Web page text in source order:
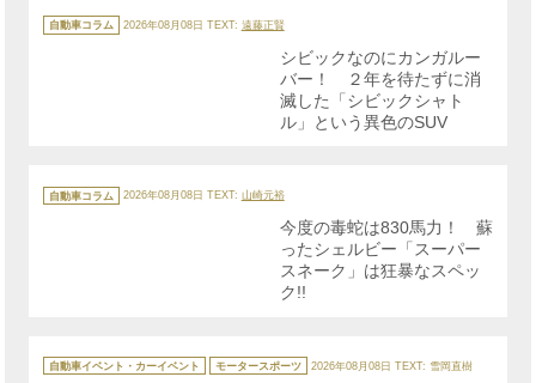
カ
テ
ゴ
自動車コラム 2026年08月08日 TEXT: 遠藤正賢
シビックなのにカンガルー
バー！ ２年を待たずに消
滅した「シビックシャト
ル」という異色のSUV
テ
ゴ
自動車コラム 2026年08月08日 TEXT: 山崎元裕
今度の毒蛇は830馬力！ 蘇
ったシェルビー「スーパー
スネーク」は狂暴なスペッ
ク!!
テ
ゴ
自動車イベント・カーイベント モータースポーツ 2026年08月08日 TEXT: 雪岡直樹